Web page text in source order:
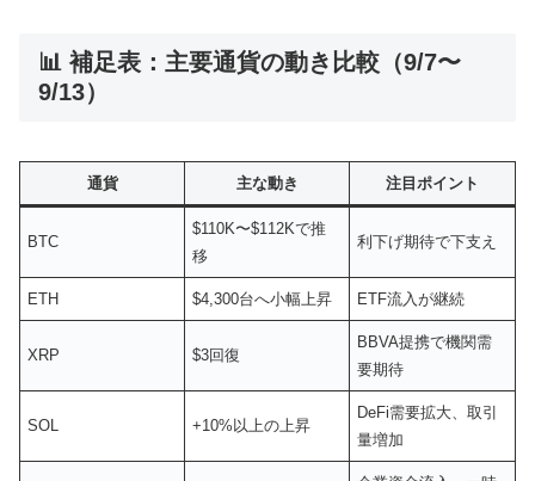
📊 補足表：主要通貨の動き比較（9/7〜
9/13）
通貨 主な動き 注目ポイント
BTC
$110K〜$112Kで推
移
利下げ期待で下支え
ETH $4,300台へ小幅上昇 ETF流入が継続
XRP $3回復
BBVA提携で機関需
要期待
SOL +10%以上の上昇
DeFi需要拡大、取引
量増加